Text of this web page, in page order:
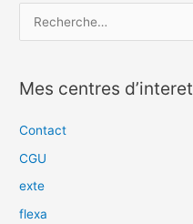
h
e
Mes centres d’interet
Contact
CGU
exte
flexa